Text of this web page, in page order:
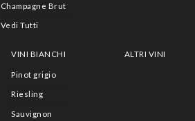
Champagne Brut
Vedi Tutti
VINI BIANCHI
Pinot grigio
Riesling
Sauvignon
ALTRI VINI